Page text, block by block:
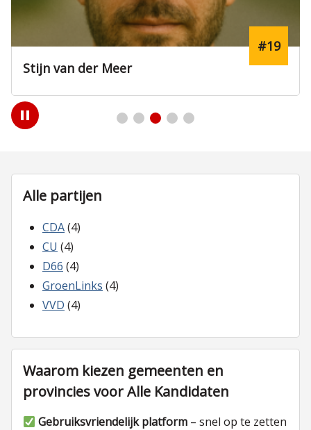
Stijn van der Meer
#19
Play
/
Alle partijen
CDA(4)
CU (4)
D66 (4)
GroenLinks (4)
VVD (4)
Waarom kiezen gemeenten en
provincies voor Alle Kandidaten
Gebruiksvriendelijk platform – snel op te zetten